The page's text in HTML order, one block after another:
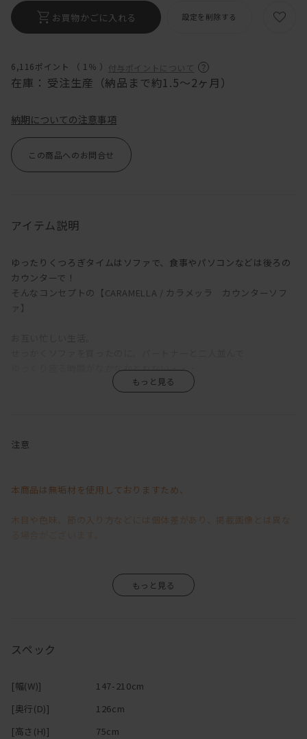
6,116ポイント （ 1％ ） 付与ポイントについて
在庫： 受注生産（納品まで約1.5～2ヶ月）
お買物かごに入れる 設定を削除する
納期についての注意事項
この商品へのお問合せ
アイテム説明
ゆったりくつろぎタイムはソファで、食事やパソコンなどは後ろの
カウンターで！
そんなコンセプトの【CARAMELLA / カラメッラ カウンターソフ
ァ】
ゆっくり座る時間がなかなかとれない・・・
減っていく二人の会話・・・
は、
わざわざ呼んだりするのは、面倒で
「まぁいっか」と思ったり、照れくさかったりするけど、
大きなダイニングテーブルが置けない間取りでも、空間を広く使え
テレビを見ながらパソコンや作業ができるのも嬉しい！
ソファに2人ゆっくり座ってお酒を飲むときは、
注意
本商品は無垢材を使用しておりますため、
木目や色味、節の入り方などには個体差があり、掲載画像とは異な
そのため、「イメージと異なる」といった理由による返品・交換は
と幸いです。
スペック
[幅(W)]
147-210cm
[奥行(D)]
126cm
[高さ(H)]
75cm